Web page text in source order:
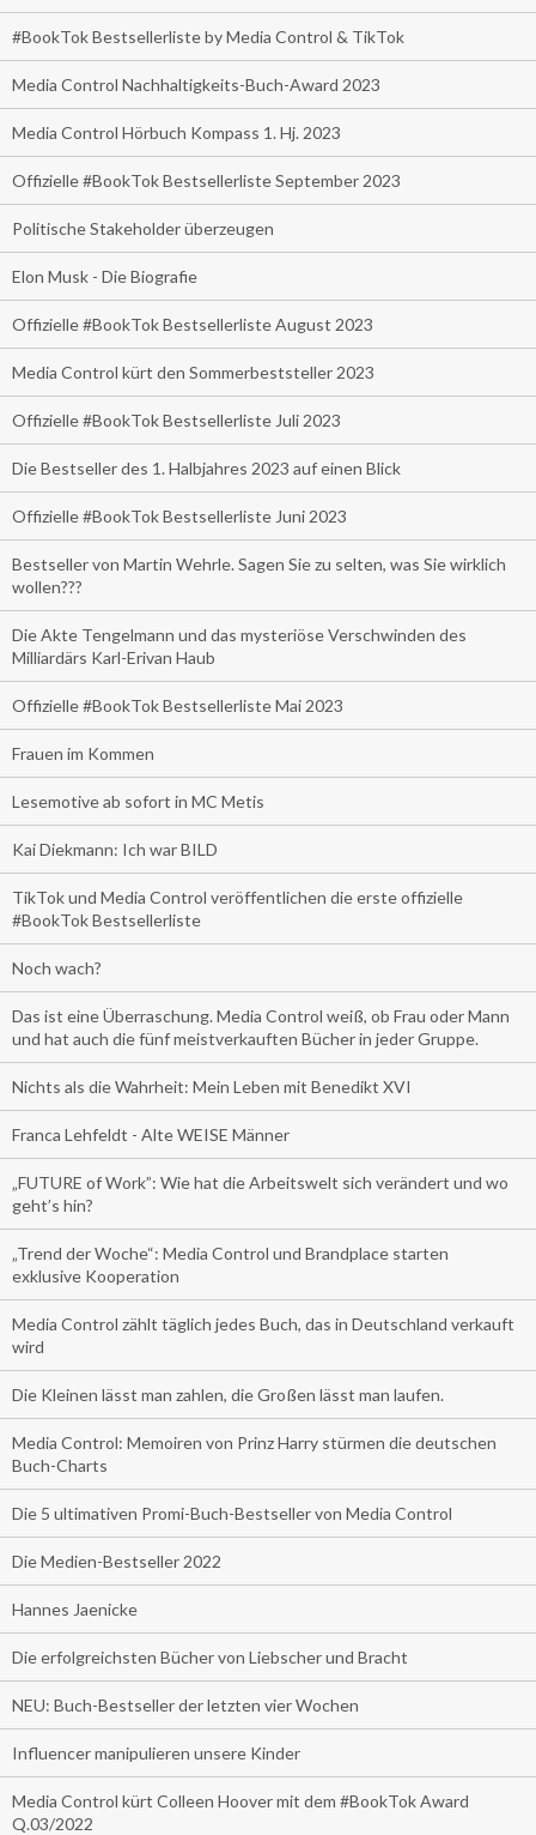
#BookTok Bestsellerliste by Media Control & TikTok
Media Control Nachhaltigkeits-Buch-Award 2023
Media Control Hörbuch Kompass 1. Hj. 2023
Offizielle #BookTok Bestsellerliste September 2023
Politische Stakeholder überzeugen
Elon Musk - Die Biografie
Offizielle #BookTok Bestsellerliste August 2023
Media Control kürt den Sommerbeststeller 2023
Offizielle #BookTok Bestsellerliste Juli 2023
Die Bestseller des 1. Halbjahres 2023 auf einen Blick
Offizielle #BookTok Bestsellerliste Juni 2023
Bestseller von Martin Wehrle. Sagen Sie zu selten, was Sie wirklich
wollen???
Die Akte Tengelmann und das mysteriöse Verschwinden des
Milliardärs Karl-Erivan Haub
Offizielle #BookTok Bestsellerliste Mai 2023
Frauen im Kommen
Lesemotive ab sofort in MC Metis
Kai Diekmann: Ich war BILD
TikTok und Media Control veröffentlichen die erste offizielle
#BookTok Bestsellerliste
Noch wach?
Das ist eine Überraschung. Media Control weiß, ob Frau oder Mann
und hat auch die fünf meistverkauften Bücher in jeder Gruppe.
Nichts als die Wahrheit: Mein Leben mit Benedikt XVI
Franca Lehfeldt - Alte WEISE Männer
„FUTURE of Work”: Wie hat die Arbeitswelt sich verändert und wo
geht’s hin?
„Trend der Woche“: Media Control und Brandplace starten
exklusive Kooperation
Media Control zählt täglich jedes Buch, das in Deutschland verkauft
wird
Die Kleinen lässt man zahlen, die Großen lässt man laufen.
Media Control: Memoiren von Prinz Harry stürmen die deutschen
Buch-Charts
Die 5 ultimativen Promi-Buch-Bestseller von Media Control
Die Medien-Bestseller 2022
Hannes Jaenicke
Die erfolgreichsten Bücher von Liebscher und Bracht
NEU: Buch-Bestseller der letzten vier Wochen
Influencer manipulieren unsere Kinder
Media Control kürt Colleen Hoover mit dem #BookTok Award
Q.03/2022